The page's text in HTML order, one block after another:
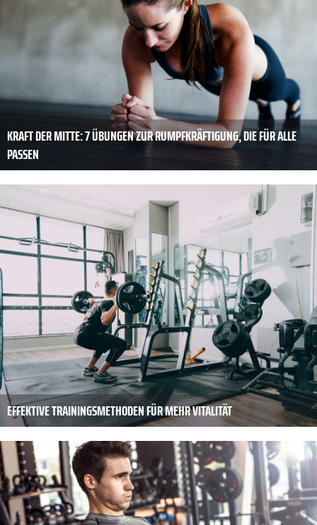
KRAFT DER MITTE: 7 ÜBUNGEN ZUR RUMPFKRÄFTIGUNG, DIE FÜR ALLE
PASSEN
EFFEKTIVE TRAININGSMETHODEN FÜR MEHR VITALITÄT